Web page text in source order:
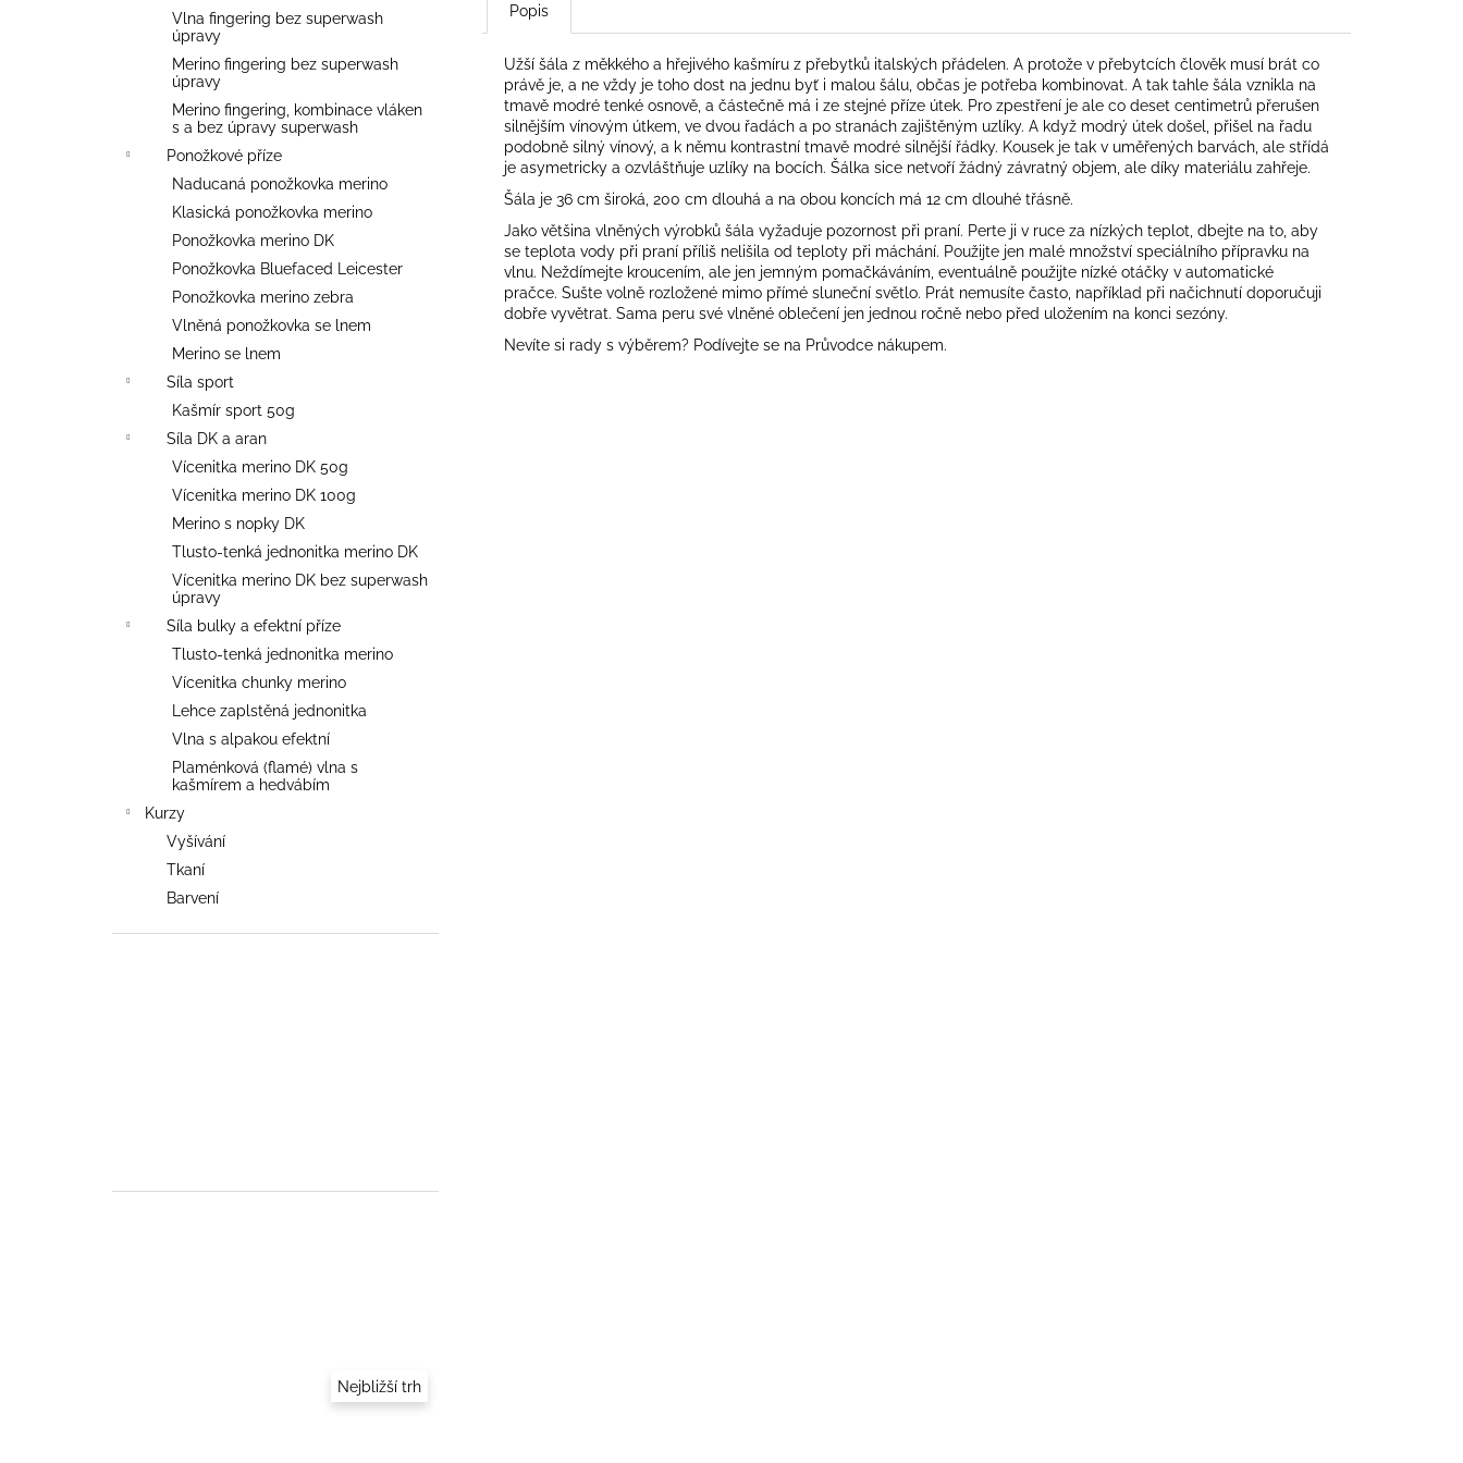
Vlna fingering bez superwash
úpravy
Merino fingering bez superwash
úpravy
Merino fingering, kombinace vláken
s a bez úpravy superwash
Ponožkové příze
Naducaná ponožkovka merino
Klasická ponožkovka merino
Ponožkovka merino DK
Ponožkovka Bluefaced Leicester
Ponožkovka merino zebra
Vlněná ponožkovka se lnem
Merino se lnem
Síla sport
Kašmír sport 50g
Síla DK a aran
Vícenitka merino DK 50g
Vícenitka merino DK 100g
Merino s nopky DK
Tlusto-tenká jednonitka merino DK
Vícenitka merino DK bez superwash
úpravy
Síla bulky a efektní příze
Tlusto-tenká jednonitka merino
Vícenitka chunky merino
Lehce zaplstěná jednonitka
Vlna s alpakou efektní
Plaménková (flamé) vlna s
kašmírem a hedvábím
Kurzy
Vyšívání
Tkaní
Barvení
Nejbližší trh
Popis
Užší šála z měkkého a hřejivého kašmíru z přebytků italských přádelen. A protože v přebytcích člověk musí brát co
právě je, a ne vždy je toho dost na jednu byť i malou šálu, občas je potřeba kombinovat. A tak tahle šála vznikla na
tmavě modré tenké osnově, a částečně má i ze stejné příze útek. Pro zpestření je ale co deset centimetrů přerušen
silnějším vínovým útkem, ve dvou řadách a po stranách zajištěným uzlíky. A když modrý útek došel, přišel na řadu
podobně silný vínový, a k němu kontrastní tmavě modré silnější řádky. Kousek je tak v uměřených barvách, ale střídá
je asymetricky a ozvláštňuje uzlíky na bocích. Šálka sice netvoří žádný závratný objem, ale díky materiálu zahřeje.
Šála je 36 cm široká, 200 cm dlouhá a na obou koncích má 12 cm dlouhé třásně.
Jako většina vlněných výrobků šála vyžaduje pozornost při praní. Perte ji v ruce za nízkých teplot, dbejte na to, aby
se teplota vody při praní příliš nelišila od teploty při máchání. Použijte jen malé množství speciálního přípravku na
vlnu. Neždímejte kroucením, ale jen jemným pomačkáváním, eventuálně použijte nízké otáčky v automatické
pračce. Sušte volně rozložené mimo přímé sluneční světlo. Prát nemusíte často, například při načichnutí doporučuji
dobře vyvětrat. Sama peru své vlněné oblečení jen jednou ročně nebo před uložením na konci sezóny.
Nevíte si rady s výběrem? Podívejte se na Průvodce nákupem.